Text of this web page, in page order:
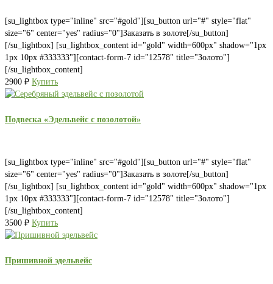
[su_lightbox type="inline" src="#gold"][su_button url="#" style="flat"
size="6" center="yes" radius="0"]Заказать в золоте[/su_button]
[/su_lightbox] [su_lightbox_content id="gold" width=600px" shadow="1px
1px 10px #333333"][contact-form-7 id="12578" title="Золото"]
[/su_lightbox_content]
2900 ₽ Купить
Подвеска «Эдельвейс с позолотой»
[su_lightbox type="inline" src="#gold"][su_button url="#" style="flat"
size="6" center="yes" radius="0"]Заказать в золоте[/su_button]
[/su_lightbox] [su_lightbox_content id="gold" width=600px" shadow="1px
1px 10px #333333"][contact-form-7 id="12578" title="Золото"]
[/su_lightbox_content]
3500 ₽ Купить
Пришивной эдельвейс